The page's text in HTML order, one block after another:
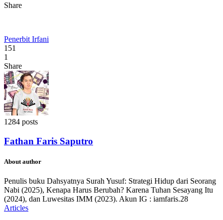
Share
Penerbit Irfani
151
1
Share
1284 posts
Fathan Faris Saputro
About author
Penulis buku Dahsyatnya Surah Yusuf: Strategi Hidup dari Seorang
Nabi (2025), Kenapa Harus Berubah? Karena Tuhan Sesayang Itu
(2024), dan Luwesitas IMM (2023). Akun IG : iamfaris.28
Articles